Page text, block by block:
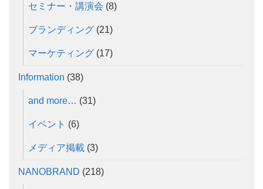
セミナー・講演会 (8)
ブランディング (21)
マーケティング (17)
Information (38)
and more… (31)
イベント (6)
メディア掲載 (3)
NANOBRAND (218)